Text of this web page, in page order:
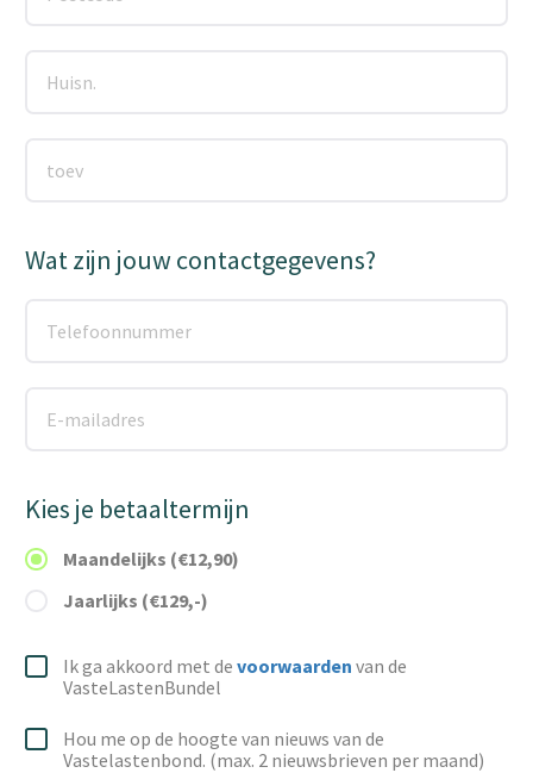
Wat zijn jouw contactgegevens?
Kies je betaaltermijn
Maandelijks (€12,90)
Jaarlijks (€129,-)
Ik ga akkoord met de voorwaarden van de
VasteLastenBundel
Hou me op de hoogte van nieuws van de
Vastelastenbond. (max. 2 nieuwsbrieven per maand)